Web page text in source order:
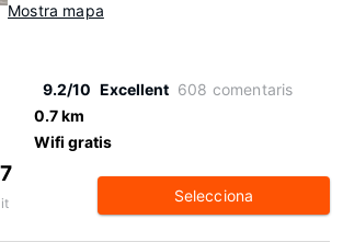
Mostra mapa
9.2/10 Excellent 608 comentaris
0.7 km
Wifi gratis
Selecciona